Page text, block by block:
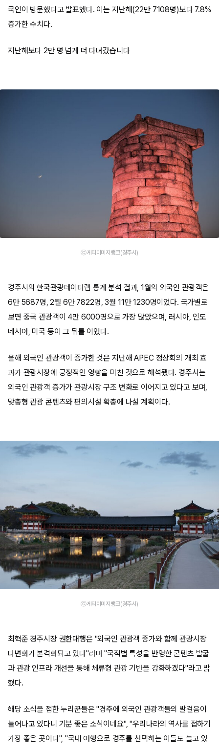
국인이 방문했다고 발표했다. 이는 지난해(22만 7108명)보다 7.8%
증가한 수치다.
지난해보다 2만 명 넘게 더 다녀갔습니다
ⓒ게티이미지뱅크(경주시)
경주시의 한국관광데이터랩 통계 분석 결과, 1월의 외국인 관광객은
6만 5687명, 2월 6만 7822명, 3월 11만 1230명이었다. 국가별로
보면 중국 관광객이 4만 6000명으로 가장 많았으며, 러시아, 인도
네시아, 미국 등이 그 뒤를 이었다.
올해 외국인 관광객이 증가한 것은 지난해 APEC 정상회의 개최 효
과가 관광시장에 긍정적인 영향을 미친 것으로 해석됐다. 경주시는
외국인 관광객 증가가 관광시장 구조 변화로 이어지고 있다고 보며,
맞춤형 관광 콘텐츠와 편의시설 확충에 나설 계획이다.
ⓒ게티이미지뱅크(경주시)
최혁준 경주시장 권한대행은 "외국인 관광객 증가와 함께 관광시장
다변화가 본격화되고 있다"라며 "국적별 특성을 반영한 콘텐츠 발굴
과 관광 인프라 개선을 통해 체류형 관광 기반을 강화하겠다"라고 밝
혔다.
해당 소식을 접한 누리꾼들은 "경주에 외국인 관광객들의 발걸음이
늘어나고 있다니 기분 좋은 소식이네요", "우리나라의 역사를 접하기
가장 좋은 곳이다", "국내 여행으로 경주를 선택하는 이들도 늘고 있